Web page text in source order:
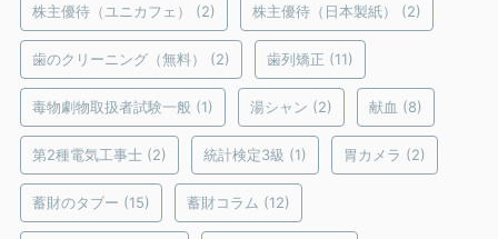
株主優待（ユニカフェ） (2) 株主優待（日本製紙） (2)
歯のクリーニング（無料） (2) 歯列矯正 (11)
毒物劇物取扱者試験一般 (1) 湯シャン (2) 献血 (8)
第2種電気工事士 (2) 統計検定3級 (1) 胃カメラ (2)
蓄財のタブー (15) 蓄財コラム (12)